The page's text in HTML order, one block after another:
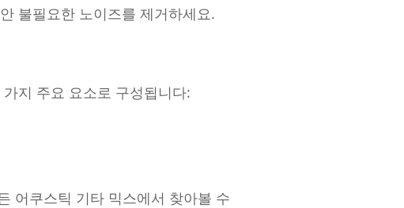
불필요한 노이즈를 제거하세요.
지 주요 요소로 구성됩니다:
어쿠스틱 기타 믹스에서 찾아볼 수